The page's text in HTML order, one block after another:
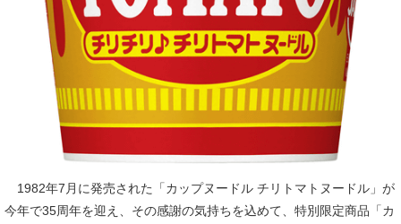
1982年7月に発売された「カップヌードル チリトマトヌードル」が
今年で35周年を迎え、その感謝の気持ちを込めて、特別限定商品「カ